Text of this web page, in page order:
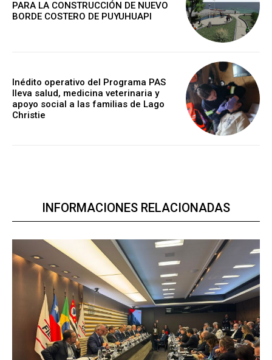
PARA LA CONSTRUCCIÓN DE NUEVO
BORDE COSTERO DE PUYUHUAPI
Inédito operativo del Programa PAS
lleva salud, medicina veterinaria y
apoyo social a las familias de Lago
Christie
INFORMACIONES RELACIONADAS